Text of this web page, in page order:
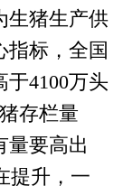
猪生产供
指标，全国
4100万头
存栏量
量要高出
提升，一